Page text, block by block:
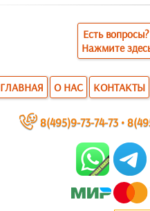
Есть
Нажмите
ГЛАВНАЯ О НАС КОНТАКТЫ
~ 8(495)9-73-74-73 •